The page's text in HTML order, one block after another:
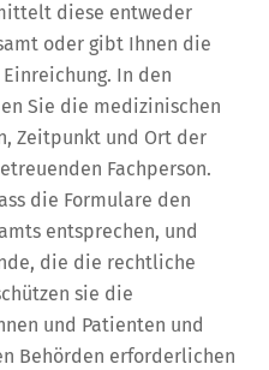
diese entweder
oder gibt Ihnen die
In den
Sie die medizinischen
Zeitpunkt und Ort der
Fachperson.
die Formulare den
entsprechen, und
die die rechtliche
sie die
und Patienten und
Behörden erforderlichen